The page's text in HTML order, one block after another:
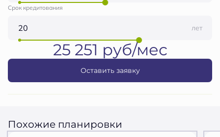
Срок кредитования
лет
25 251 руб/мес
Оставить заявку
Похожие планировки